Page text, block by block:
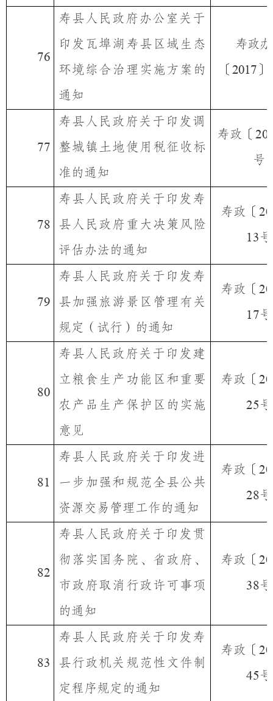
76
寿县人民政府办公室关于
印发瓦埠湖寿县区域生态
环境综合治理实施方案的
通知
寿政
〔 2017〕
77
寿县人民政府关于印发调
整城镇土地使用税征收标
准的通知
寿政〔
号
78
寿县人民政府关于印发寿
县人民政府重大决策风险
评估办法的通知
寿政〔
13号
79
寿县人民政府关于印发寿
县加强旅游景区管理有关
规定（试行）的通知
寿政〔
17号
80
寿县人民政府关于印发建
立粮食生产功能区和重要
农产品生产保护区的实施
意见
寿政〔
25号
81
寿县人民政府关于印发进
一步加强和规范全县公共
资源交易管理工作的通知
寿政〔
28号
82
寿县人民政府关于印发贯
彻落实国务院、省政府、
市政府取消行政许可事项
的通知
寿政〔
38号
83
寿县人民政府关于印发寿
县行政机关规范性文件制
定程序规定的通知
寿政〔
45号